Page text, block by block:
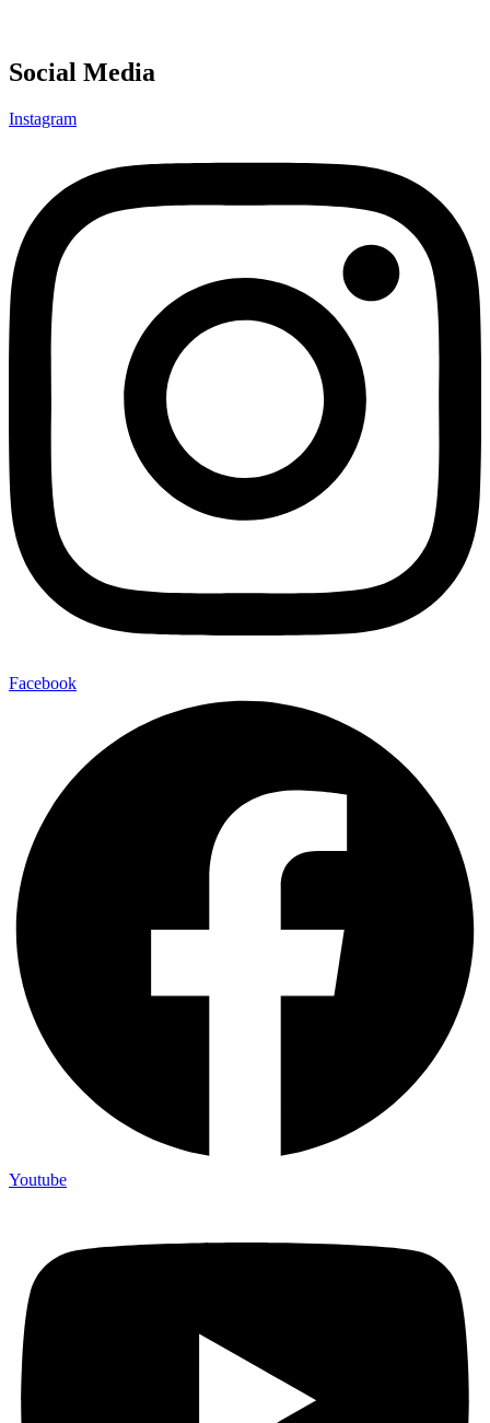
Social Media
Instagram
Facebook
Youtube